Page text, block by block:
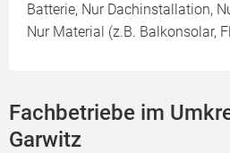
Batterie, Nur Dachinstallation,
Nur Material (z.B. Balkonsolar,
Fachbetriebe im
Garwitz